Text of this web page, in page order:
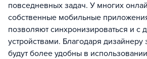
повседневных задач. У многих
собственные мобильные
позволяют синхронизироваться и с
устройствами. Благодаря
будут более удобны в